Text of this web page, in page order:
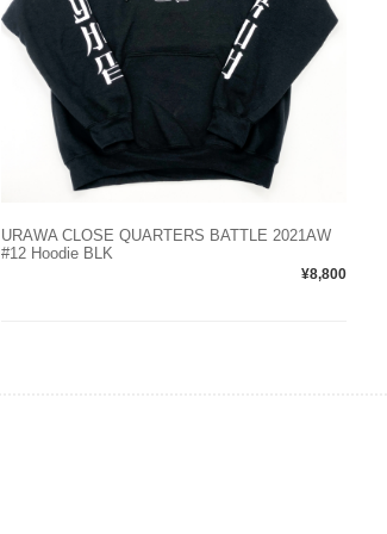
URAWA CLOSE QUARTERS BATTLE 2021AW
#12 Hoodie BLK
¥8,800